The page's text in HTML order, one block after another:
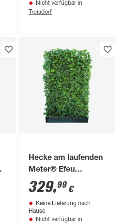
Nicht verfügbar in
Troisdorf
Hecke am laufenden
Meter® Efeu
'Woerneri' 180 x 120
cm
329,99 €
Keine Lieferung nach
Hause
Nicht verfügbar in